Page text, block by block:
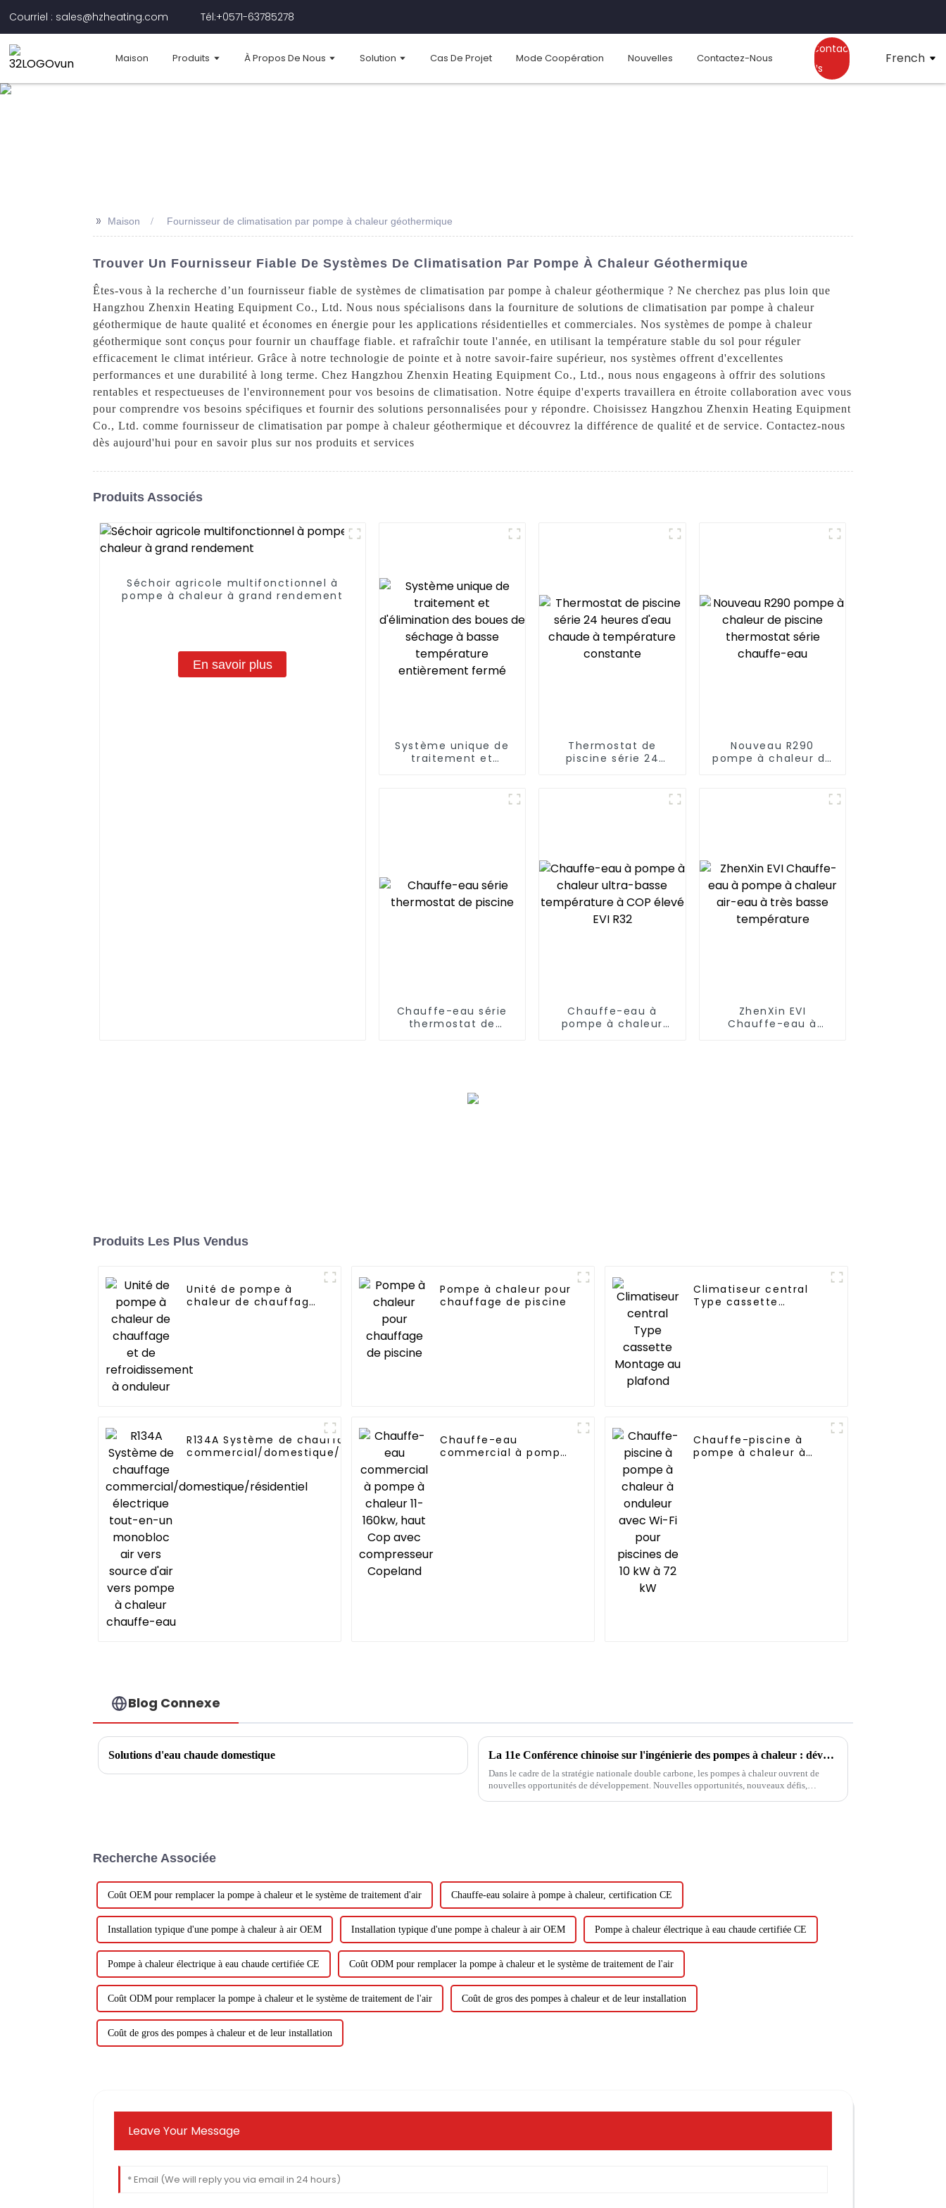
Courriel : sales@hzheating.com Tél:+0571-63785278
Maison Produits À Propos De Nous Solution Cas De Projet Mode Coopération Nouvelles Contactez-Nous
Contact
Us
French
>> Maison Fournisseur de climatisation par pompe à chaleur géothermique
Trouver Un Fournisseur Fiable De Systèmes De Climatisation Par Pompe À Chaleur Géothermique
Êtes-vous à la recherche d’un fournisseur fiable de systèmes de climatisation par pompe à chaleur géothermique ? Ne cherchez pas plus loin que
Hangzhou Zhenxin Heating Equipment Co., Ltd. Nous nous spécialisons dans la fourniture de solutions de climatisation par pompe à chaleur
géothermique de haute qualité et économes en énergie pour les applications résidentielles et commerciales. Nos systèmes de pompe à chaleur
géothermique sont conçus pour fournir un chauffage fiable. et rafraîchir toute l'année, en utilisant la température stable du sol pour réguler
efficacement le climat intérieur. Grâce à notre technologie de pointe et à notre savoir-faire supérieur, nos systèmes offrent d'excellentes
performances et une durabilité à long terme. Chez Hangzhou Zhenxin Heating Equipment Co., Ltd., nous nous engageons à offrir des solutions
rentables et respectueuses de l'environnement pour vos besoins de climatisation. Notre équipe d'experts travaillera en étroite collaboration avec vous
pour comprendre vos besoins spécifiques et fournir des solutions personnalisées pour y répondre. Choisissez Hangzhou Zhenxin Heating Equipment
Co., Ltd. comme fournisseur de climatisation par pompe à chaleur géothermique et découvrez la différence de qualité et de service. Contactez-nous
dès aujourd'hui pour en savoir plus sur nos produits et services
Produits Associés
Séchoir agricole multifonctionnel à
pompe à chaleur à grand rendement
En savoir plus
Système unique de
traitement et
basse température
entièrement fermé
Thermostat de
piscine série 24
Nouveau R290
pompe à chaleur de
Chauffe-eau série
thermostat de
Chauffe-eau à
pompe à chaleur
ZhenXin EVI
Chauffe-eau à
Produits Les Plus Vendus
Unité de pompe à
chaleur de chauffage
Pompe à chaleur pour
chauffage de piscine
Climatiseur central
Type cassette
R134A Système de chauffage
commercial/domestique/résidentiel
électrique tout-en-un monobloc air
vers source d'air vers pompe à
chaleur chauffe-eau
Chauffe-eau
commercial à pompe
Chauffe-piscine à
pompe à chaleur à
Blog Connexe
Solutions d'eau chaude domestique La 11e Conférence chinoise sur l'ingénierie des pompes à chaleur : développement de pompes à chaleur et complémentation multi-énergies
Dans le cadre de la stratégie nationale double carbone, les pompes à chaleur ouvrent de
nouvelles opportunités de développement. Nouvelles opportunités, nouveaux défis,
Recherche Associée
Coût OEM pour remplacer la pompe à chaleur et le système de traitement d'air Chauffe-eau solaire à pompe à chaleur, certification CE
Installation typique d'une pompe à chaleur à air OEM Installation typique d'une pompe à chaleur à air OEM Pompe à chaleur électrique à eau chaude certifiée CE
Pompe à chaleur électrique à eau chaude certifiée CE Coût ODM pour remplacer la pompe à chaleur et le système de traitement de l'air
Coût ODM pour remplacer la pompe à chaleur et le système de traitement de l'air Coût de gros des pompes à chaleur et de leur installation
Coût de gros des pompes à chaleur et de leur installation
Leave Your Message